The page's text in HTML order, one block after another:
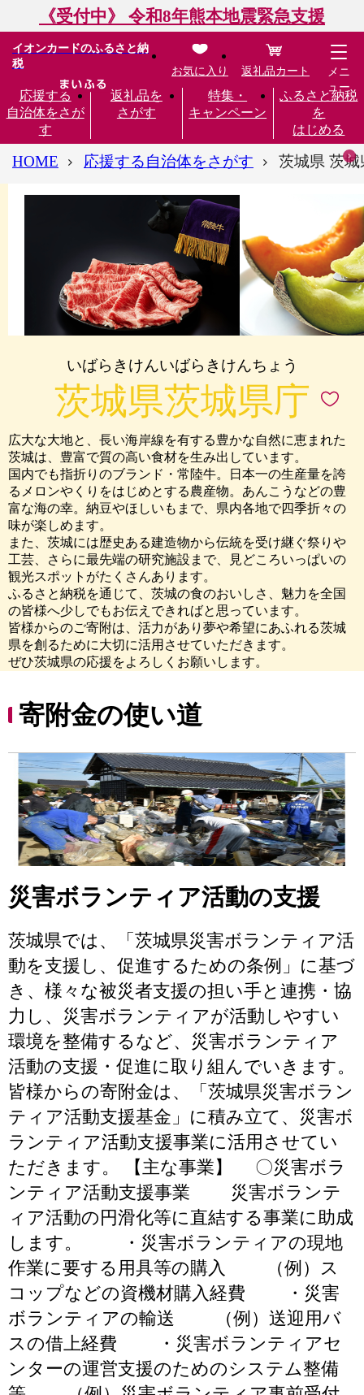
《受付中》 令和8年熊本地震緊急支援
イオンカードのふるさと納
税
応援する
自治体をさが
す
返礼品を
さがす
特集・
キャンペーン
ふるさと納税
を
はじめる
お気に入り 返礼品カート
メニ
ュー
HOME 応援する自治体をさがす 茨城県 茨城
いばらきけんいばらきけんちょう
茨城県茨城県庁
広大な大地と、長い海岸線を有する豊かな自然に恵まれた
茨城は、豊富で質の高い食材を生み出しています。
国内でも指折りのブランド・常陸牛。日本一の生産量を誇
るメロンやくりをはじめとする農産物。あんこうなどの豊
富な海の幸。納豆やほしいもまで、県内各地で四季折々の
味が楽しめます。
また、茨城には歴史ある建造物から伝統を受け継ぐ祭りや
工芸、さらに最先端の研究施設まで、見どころいっぱいの
観光スポットがたくさんあります。
ふるさと納税を通じて、茨城の食のおいしさ、魅力を全国
の皆様へ少しでもお伝えできればと思っています。
皆様からのご寄附は、活力があり夢や希望にあふれる茨城
県を創るために大切に活用させていただきます。
ぜひ茨城県の応援をよろしくお願いします。
寄附金の使い道
災害ボランティア活動の支援
茨城県では、「茨城県災害ボランティア活
動を支援し、促進するための条例」に基づ
き、様々な被災者支援の担い手と連携・協
力し、災害ボランティアが活動しやすい
環境を整備するなど、災害ボランティア
活動の支援・促進に取り組んでいきます。
皆様からの寄附金は、「茨城県災害ボラン
ティア活動支援基金」に積み立て、災害ボ
ランティア活動支援事業に活用させてい
ただきます。 【主な事業】 〇災害ボラ
ンティア活動支援事業 災害ボランテ
ィア活動の円滑化等に直結する事業に助成
します。 ・災害ボランティアの現地
作業に要する用具等の購入 （例）ス
コップなどの資機材購入経費 ・災害
ボランティアの輸送 （例）送迎用バ
スの借上経費 ・災害ボランティアセ
ンターの運営支援のためのシステム整備